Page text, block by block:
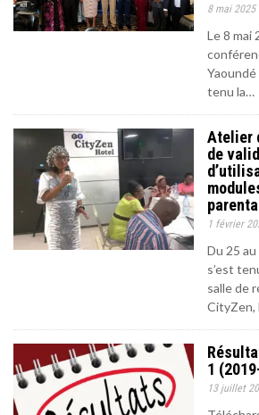
8 mai 2025
Le 8 mai
Yaoundé
tenu la…
Atelier
de
1 février
Du 25
s’est
salle de
CityZen,
1
13 juillet